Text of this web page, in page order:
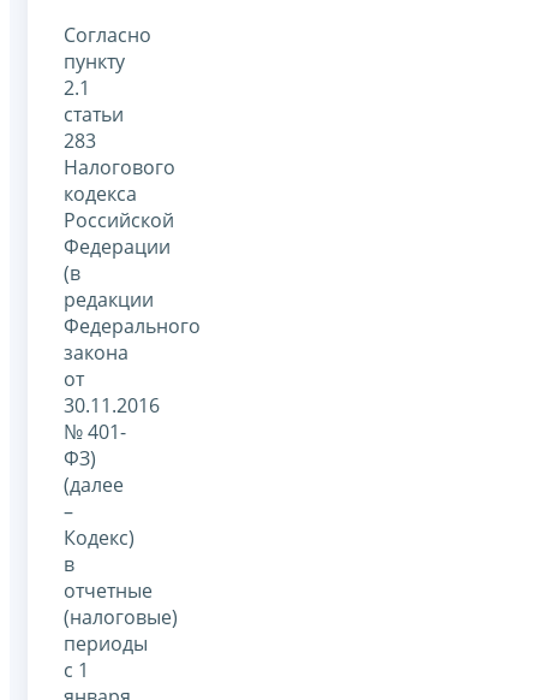
Согласно
пункту
2.1
статьи
283
Налогового
кодекса
Российской
Федерации
(в
редакции
Федерального
закона
от
30.11.2016
№ 401-
ФЗ)
(далее
–
Кодекс)
в
отчетные
(налоговые)
периоды
с 1